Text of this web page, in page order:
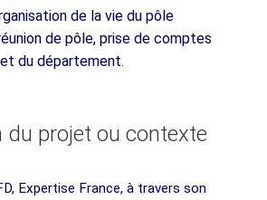
de la vie du pôle
de pôle, prise de comptes
du département.
du projet ou contexte
Expertise France, à travers son